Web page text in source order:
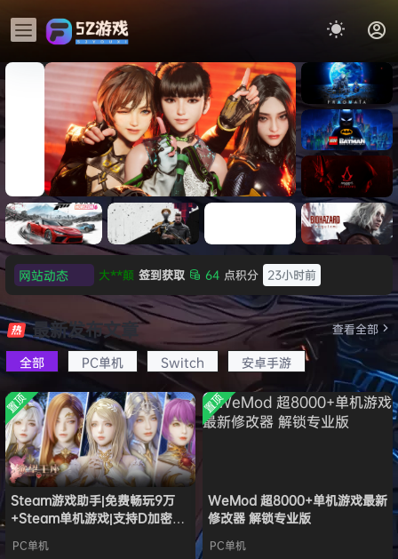
虚拟机
Black
版
《剑星/Stellar Blade》本体
+修改器打包下载 解压即玩
《识质存
在/PRAG
MATA》
免安装中
文版
《乐高蝙
蝠侠：黑
暗骑士之
遗/LEGO
Batman:
Legacy
of the
Dark
Knight》
免安装中
文版
《刺客信
影/Assas
sin’s
Creed
Shadow
s》免安装
版，非虚
拟机
极限竞
速：地平
线
6（Forza
Horizon
6）免安装
中文版
《原子之
心/Atomi
c
Heart》
免安装中
文版
红色沙漠-
虚拟机版
（Crimso
n Desert
HYPERVI
SOR）免
安装中文
版
生化危机
9：安魂
曲
（Reside
nt Evil
Requiem
）免安装
中文版
网站动态
大**颠 签到获取
23小时前
欢迎 大**颠 加入本站 23小时前
欢迎我*的 加入本站 8月8日
欢迎D****Z 加入本站 8月7日
欢迎有*酱 加入本站 8月7日
e******i
签到获取 43 点积分 8月7日
欢迎Q*H 加入本站
8月6日
欢迎e******i 加入本站 8月6日
普洱 签到获取 39
欢迎普洱 加入本站
欢迎0**3 加入本站
欢迎c***s 加入本站
8月6日
欢迎V****y 加入本站 8月6日
加入本站
15小时前
最新发布文章
全部 PC单机 Switch 安卓手游
查看全部
置顶
Steam游戏助手|免费畅玩9万
+Steam单机游戏|支持D加密以
PC单机
置顶
WeMod 超8000+单机游戏最新
修改器 解锁专业版
PC单机